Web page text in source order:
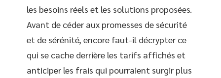
les besoins réels et les solutions proposées.
Avant de céder aux promesses de sécurité
et de sérénité, encore faut-il décrypter ce
qui se cache derrière les tarifs affichés et
anticiper les frais qui pourraient surgir plus